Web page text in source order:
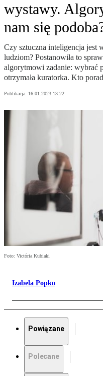
wystawy.
nam się
Czy sztuczna inteligencja jest
ludziom? Postanowiła to
algorytmowi zadanie: wybrać
otrzymała kuratorka. Kto
Publikacja: 16.01.2023 13:22
Foto: Victória Kubiaki
Izabela Popko
Powiązane
Polecane